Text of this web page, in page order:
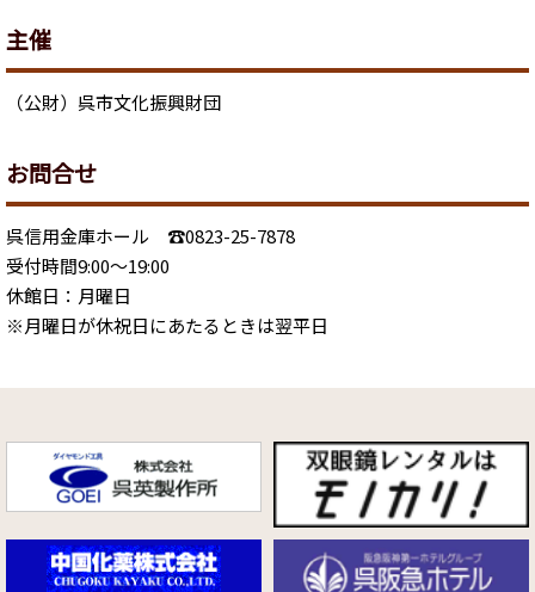
主催
（公財）呉市文化振興財団
お問合せ
呉信用金庫ホール ☎0823-25-7878
受付時間9:00～19:00
休館日：月曜日
※月曜日が休祝日にあたるときは翌平日